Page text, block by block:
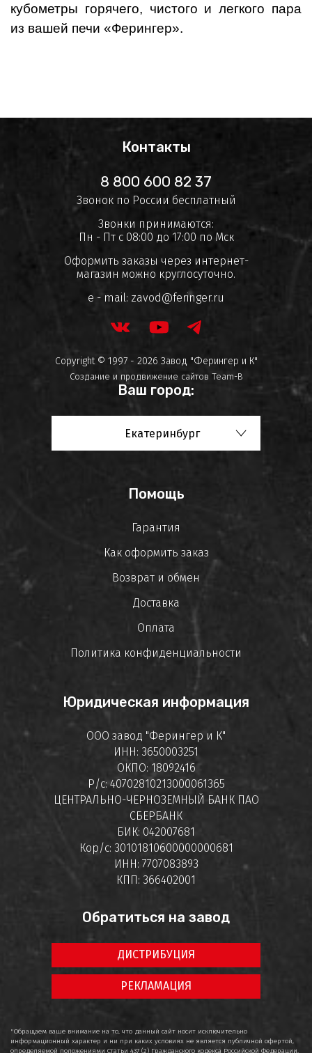
кубометры горячего, чистого и легкого пара
из вашей печи «Ферингер».
Контакты
8 800 600 82 37
Звонок по России бесплатный
Звонки принимаются:
Пн - Пт с 08:00 до 17:00 по Мск
Оформить заказы через интернет-
магазин можно круглосуточно.
e - mail: zavod@feringer.ru
Copyright © 1997 - 2026 Завод "Ферингер и К"
Создание и продвижение сайтов Team-B
Ваш город:
Екатеринбург
Помощь
Гарантия
Как оформить заказ
Возврат и обмен
Доставка
Оплата
Политика конфиденциальности
Юридическая информация
ООО завод "Ферингер и К"
ИНН: 3650003251
ОКПО: 18092416
Р/с: 40702810213000061365
ЦЕНТРАЛЬНО-ЧЕРНОЗЕМНЫЙ БАНК ПАО
СБЕРБАНК
БИК: 042007681
Кор/с: 30101810600000000681
ИНН: 7707083893
КПП: 366402001
Обратиться на завод
ДИСТРИБУЦИЯ
РЕКЛАМАЦИЯ
"Обращаем ваше внимание на то, что данный сайт носит исключительно
информационный характер и ни при каких условиях не является публичной офертой,
определяемой положениями Статьи 437 (2) Гражданского кодекса Российской Федерации.